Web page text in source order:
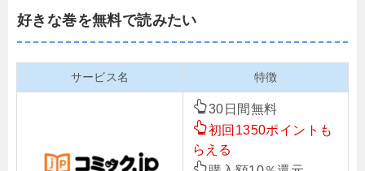
好きな巻を無料で読みたい
サービス名 特徴
30日間無料
初回1350ポイントも
らえる